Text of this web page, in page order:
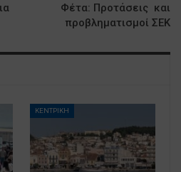
Φέτα: Προτάσεις και
προβληματισμοί ΣΕΚ
ΚΕΝΤΡΙΚΗ